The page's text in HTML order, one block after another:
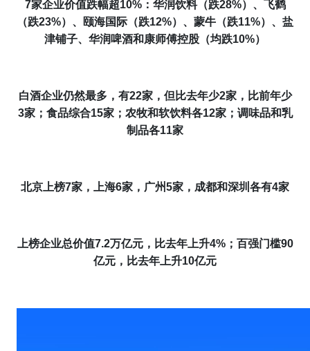
7家企业价值跌幅超10%：华润饮料（跌28%）、飞鹤
（跌23%）、颐海国际（跌12%）、 蒙牛（跌11%）、盐
津铺子、华润啤酒和康师傅控股（均跌10%）
白酒企业仍然最多，有22家，但比去年少2家，比前年少
3家；食品综合15家；农牧和软饮料各12家；调味品和乳
制品各11家
北京上榜7家，上海6家， 广州5家，成都和深圳各有4家
上榜企业总价值7.2万亿元，比去年上升4%； 百强门槛90
亿元，比去年上升10亿元